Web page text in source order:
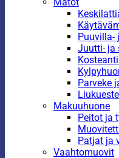
Puuvilla-
Juutti- ja
Parveke
Makuuhuone
Peitot ja
Patjat ja
Vaahtomuovit